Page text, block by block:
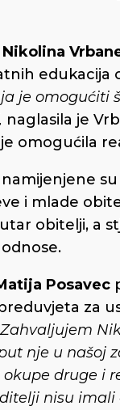
Nikolina
edukacija
je omogućiti
naglasila je
omogućila
i mlade
obitelji, a
Posavec
za
nje u našoj
druge i
nisu